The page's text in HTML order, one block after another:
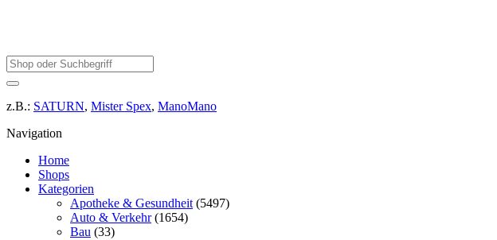
z.B.: SATURN, Mister Spex, ManoMano
Navigation
Home
Shops
Kategorien
Apotheke & Gesundheit (5497)
Auto & Verkehr (1654)
Bau (33)